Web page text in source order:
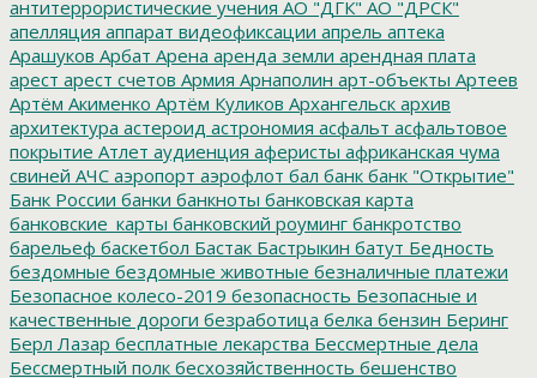
антитеррористические учения АО "ДГК" АО "ДРСК"
апелляция аппарат видеофиксации апрель аптека
Арашуков Арбат Арена аренда земли арендная плата
арест арест счетов Армия Арнаполин арт-объекты Артеев
Артём Акименко Артём Куликов Архангельск архив
архитектура астероид астрономия асфальт асфальтовое
покрытие Атлет аудиенция аферисты африканская чума
свиней АЧС аэропорт аэрофлот бал банк банк "Открытие"
Банк России банки банкноты банковская карта
банковские_карты банковский роуминг банкротство
барельеф баскетбол Бастак Бастрыкин батут Бедность
бездомные бездомные животные безналичные платежи
Безопасное колесо-2019 безопасность Безопасные и
качественные дороги безработица белка бензин Беринг
Берл Лазар бесплатные лекарства Бессмертные дела
Бессмертный полк бесхозяйственность бешенство